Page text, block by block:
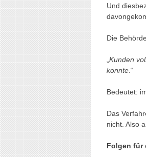
Und
Die
Kunden
konnte.“
Bedeutet:
Das
nicht. Also
Folgen für